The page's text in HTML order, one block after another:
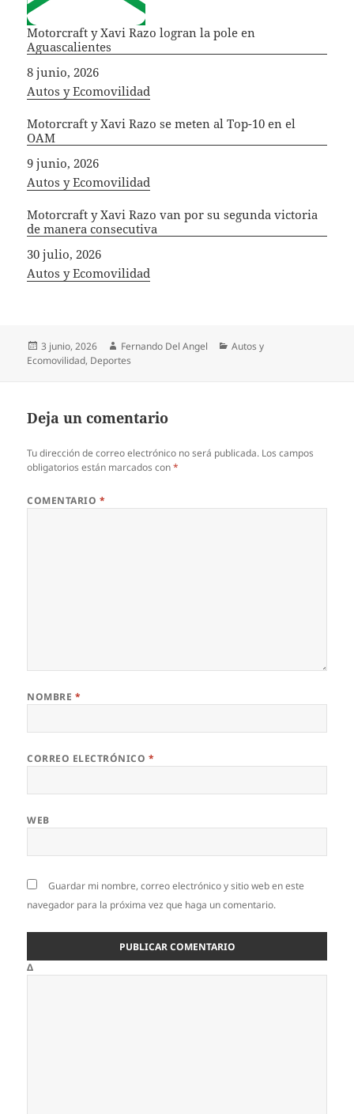
Motorcraft y Xavi Razo logran la pole en
Aguascalientes
Fecha
8 junio, 2026
In relation to
Autos y Ecomovilidad
Motorcraft y Xavi Razo se meten al Top-10 en el
OAM
Fecha
9 junio, 2026
In relation to
Autos y Ecomovilidad
Motorcraft y Xavi Razo van por su segunda victoria
de manera consecutiva
Fecha
30 julio, 2026
In relation to
Autos y Ecomovilidad
Publicado
el
3 junio, 2026 Autor
Fernando Del Angel Categorías
Autos y
Ecomovilidad, Deportes
Deja un comentario
Tu dirección de correo electrónico no será publicada. Los campos
obligatorios están marcados con*
COMENTARIO *
NOMBRE *
CORREO ELECTRÓNICO *
WEB
Guardar mi nombre, correo electrónico y sitio web en este
navegador para la próxima vez que haga un comentario.
Δ